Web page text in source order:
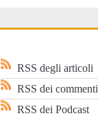
RSS degli articoli
RSS dei commenti
RSS dei Podcast